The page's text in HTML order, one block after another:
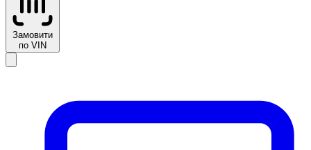
Замовити
по VIN